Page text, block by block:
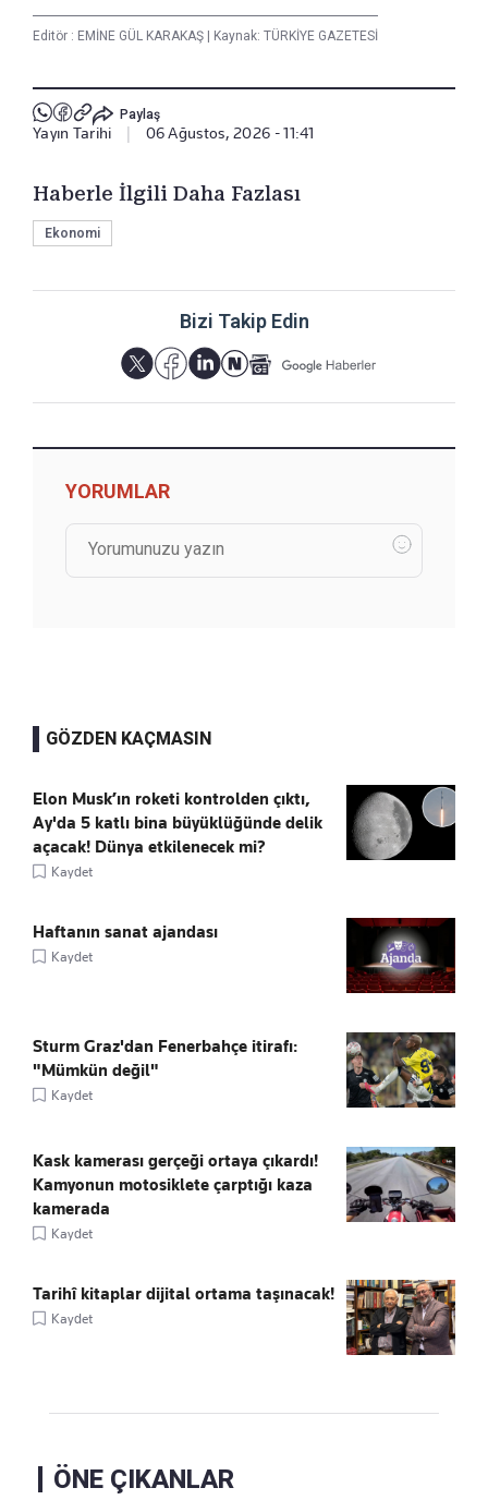
Editör : EMİNE GÜL KARAKAŞ Kaynak: TÜRKİYE GAZETESİ
Paylaş
Yayın Tarihi 06 Ağustos, 2026 - 11:41
Haberle İlgili Daha Fazlası
Ekonomi
Bizi Takip Edin
YORUMLAR
GÖZDEN KAÇMASIN
Elon Musk’ın roketi kontrolden çıktı,
Ay'da 5 katlı bina büyüklüğünde delik
açacak! Dünya etkilenecek mi?
Kaydet
Haftanın sanat ajandası
Kaydet
Sturm Graz'dan Fenerbahçe itirafı:
"Mümkün değil"
Kaydet
Kask kamerası gerçeği ortaya çıkardı!
Kamyonun motosiklete çarptığı kaza
kamerada
Kaydet
Tarihî kitaplar dijital ortama taşınacak!
Kaydet
ÖNE ÇIKANLAR